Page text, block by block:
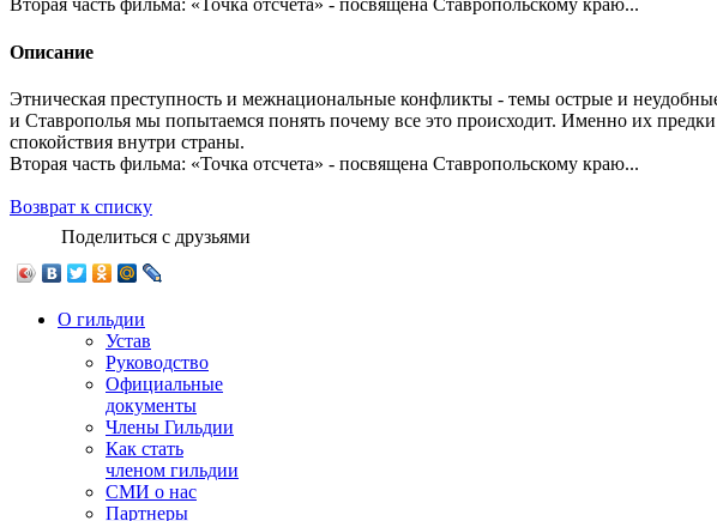
Вторая часть фильма: «Точка отсчета» - посвящена Ставропольскому краю...
Описание
Этническая преступность и межнациональные конфликты - темы острые и
и Ставрополья мы попытаемся понять почему все это происходит. Именно их
спокойствия внутри страны.
Вторая часть фильма: «Точка отсчета» - посвящена Ставропольскому краю...
Возврат к списку
Поделиться с друзьями
О гильдии
Устав
Руководство
Официальные
документы
Члены Гильдии
Как стать
членом гильдии
СМИ о нас
Партнеры